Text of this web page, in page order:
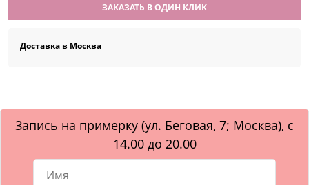
ЗАКАЗАТЬ В ОДИН КЛИК
Доставка в Москва
Запись на примерку (ул. Беговая, 7; Москва), с
14.00 до 20.00